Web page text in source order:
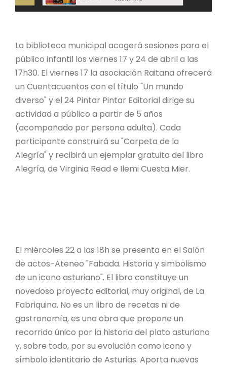
La biblioteca municipal acogerá sesiones para el
público infantil los viernes 17 y 24 de abril a las
17h30. El viernes 17 la asociación Raitana ofrecerá
un Cuentacuentos con el título "Un mundo
diverso" y el 24 Pintar Pintar Editorial dirige su
actividad a público a partir de 5 años
(acompañado por persona adulta). Cada
participante construirá su "Carpeta de la
Alegría" y recibirá un ejemplar gratuito del libro
Alegría, de Virginia Read e Ilemi Cuesta Mier.
El miércoles 22 a las 18h se presenta en el Salón
de actos-Ateneo "Fabada. Historia y simbolismo
de un icono asturiano". El libro constituye un
novedoso proyecto editorial, muy original, de La
Fabriquina. No es un libro de recetas ni de
gastronomía, es una obra que propone un
recorrido único por la historia del plato asturiano
y, sobre todo, por su evolución como icono y
símbolo identitario de Asturias. Aporta nuevas